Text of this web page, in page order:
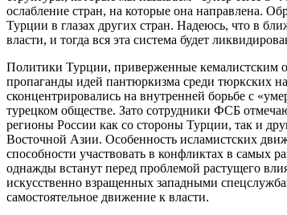
ослабление стран, на которые она направлена.
Турции в глазах других стран. Надеюсь, что в
власти, и тогда вся эта система будет
Политики Турции, приверженные кемалистским
пропаганды идей пантюркизма среди тюркских
сконцентрировались на внутренней борьбе с
турецком обществе. Зато сотрудники ФСБ
регионы России как со стороны Турции, так и
Восточной Азии. Особенность исламистских
способности участвовать в конфликтах в самых
однажды встанут перед проблемой растущего
искусственно взращенных западными
самостоятельное движение к власти.